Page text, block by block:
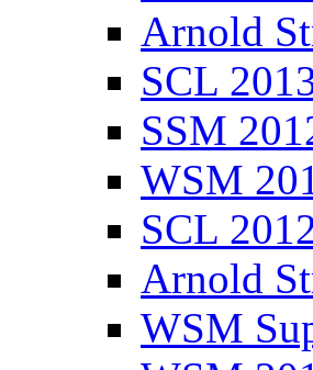
Arnold
SCL
SSM
WSM
SCL
Arnold
WSM